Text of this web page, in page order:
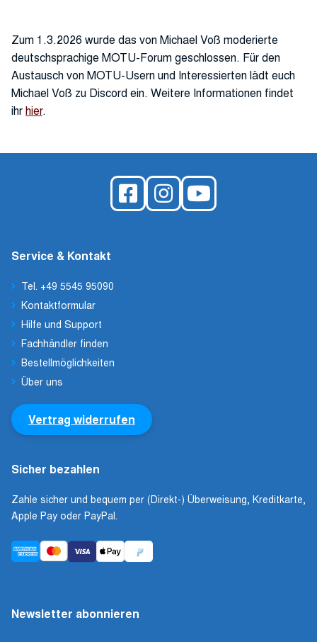
Zum 1.3.2026 wurde das von Michael Voß moderierte
deutschsprachige MOTU-Forum geschlossen. Für den
Austausch von MOTU-Usern und Interessierten lädt euch
Michael Voß zu Discord ein. Weitere Informationen findet
ihrhier.
Service & Kontakt
Tel. +49 5545 95090
Kontaktformular
Hilfe und Support
Fachhändler finden
Bestellmöglichkeiten
Über uns
Vertrag widerrufen
Sicher bezahlen
Zahle sicher und bequem per (Direkt-) Überweisung, Kreditkarte,
Apple Pay oder PayPal.
Newsletter abonnieren